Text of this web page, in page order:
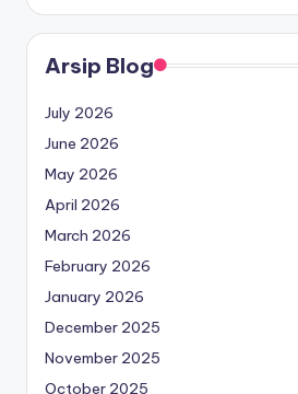
Arsip Blog
July 2026
June 2026
May 2026
April 2026
March 2026
February 2026
January 2026
December 2025
November 2025
October 2025